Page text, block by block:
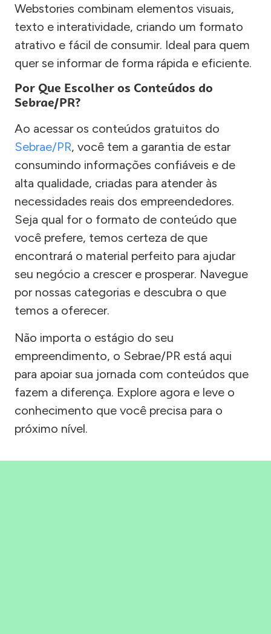
Webstories combinam elementos visuais,
texto e interatividade, criando um formato
atrativo e fácil de consumir. Ideal para quem
quer se informar de forma rápida e eficiente.
Por Que Escolher os Conteúdos do
Sebrae/PR?
Ao acessar os conteúdos gratuitos do
Sebrae/PR, você tem a garantia de estar
consumindo informações confiáveis e de
alta qualidade, criadas para atender às
necessidades reais dos empreendedores.
Seja qual for o formato de conteúdo que
você prefere, temos certeza de que
encontrará o material perfeito para ajudar
seu negócio a crescer e prosperar. Navegue
por nossas categorias e descubra o que
temos a oferecer.
Não importa o estágio do seu
empreendimento, o Sebrae/PR está aqui
para apoiar sua jornada com conteúdos que
fazem a diferença. Explore agora e leve o
conhecimento que você precisa para o
próximo nível.